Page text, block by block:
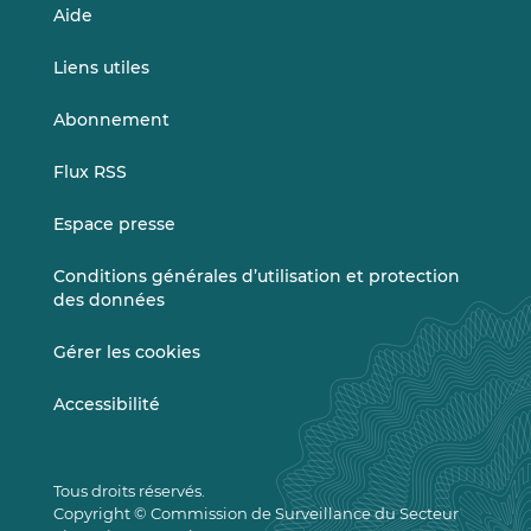
Aide
Liens utiles
Abonnement
Flux RSS
Espace presse
Conditions générales d’utilisation et protection
des données
Gérer les cookies
Accessibilité
Tous droits réservés.
Copyright © Commission de Surveillance du Secteur